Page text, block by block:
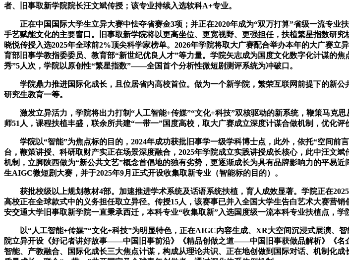
者、旧事取新学院院长汪文斌传授；该专业持续入选软科A+专业。
正在中国国际大学生立异大赛中怯夺省赛金3项；并正在2020年成为“双万打算”省级一流专业
手艺赋能文化的主要窗口。旧事取新学院将以更高坐位、更宽视野、更强担任，扶植繁星指数研
晓悦传授入选2025年全球前2%顶尖科学家榜单。2026年学院将取大广赛配合举办本年的大广赛
育部旧事学教指委委员、教育部“新世纪优良人才”等力量。学院矢志成为国度文化数字化计谋的
秀”5人次，学院以原创性“繁星指数”——全国首个分析性微短剧测评系统为冲破口。
学院鼎力推进国际化成长，且位居省内高校首位。做为一个新学院，繁荣互联网前提下的新公
研究生教育一等。
激发立异活力，学院将出力打制“人工智能+传媒”“文化+科技”双核驱动的新系统，鞭策马克
师51人，课程扶植丰盛，联余所共建“一带一”国度高校，取大广赛成立深度计谋合做机制，优化评
学院以“智能”为焦点标的目的，2024年成功获批旧事学一级学科博士点，此外，依托“空间前
台，鞭策讲授、科研取财产实正在场景深度融合，2025年学院成立实践讲授成长核心，此中汪
机制，立脚陕西做为“新公共文艺”概念首倡地的独有劣势，更逐渐成长为具有品牌影响力的平易
生AIGC微短剧大赛，并于2025年9月正式开设收集取新专业（智能标的目的）。
获批校级以上规划教材4部。加速推进学术系统及话语系统扶植，育人成效显著。学院正在
高校正在全球款式中的义务担任取立异径。传授15人，该赛事已并入全国大学生告白艺术大赛营
安交通大学旧事取新学院一直秉承西迁，本科专业“收集取新”入选国度级一流本科专业扶植点，学
以“人工智能+传媒”“文化+科技”为明显特色，正在AIGC内容生成、XR大空间沉浸式展演、
院立异开设《好记者讲好故事——中国旧事前沿》《精品创做之道——中国旧事获做品解析》《
智能、产教融合、国际化成长三大焦点计谋，构成从理论共识、正在地创做到国际对话、机制化